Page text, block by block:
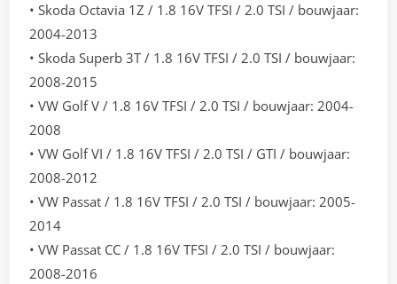
• Skoda Octavia 1Z / 1.8 16V TFSI / 2.0 TSI / bouwjaar:
2004-2013
• Skoda Superb 3T / 1.8 16V TFSI / 2.0 TSI / bouwjaar:
2008-2015
• VW Golf V / 1.8 16V TFSI / 2.0 TSI / bouwjaar: 2004-
2008
• VW Golf VI / 1.8 16V TFSI / 2.0 TSI / GTI / bouwjaar:
2008-2012
• VW Passat / 1.8 16V TFSI / 2.0 TSI / bouwjaar: 2005-
2014
• VW Passat CC / 1.8 16V TFSI / 2.0 TSI / bouwjaar:
2008-2016